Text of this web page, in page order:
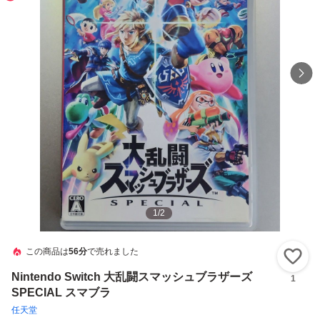
1/2
この商品は56分で売れました
Nintendo Switch 大乱闘スマッシュブラザーズ
SPECIAL スマブラ
任天堂
1